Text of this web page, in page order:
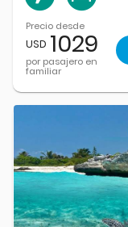
Precio desde
USD 1029
por pasajero en
familiar